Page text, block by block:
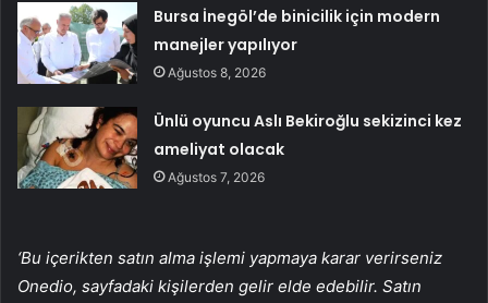
Bursa İnegöl’de binicilik için modern
manejler yapılıyor
Ağustos 8, 2026
Ünlü oyuncu Aslı Bekiroğlu sekizinci kez
ameliyat olacak
Ağustos 7, 2026
‘Bu içerikten satın alma işlemi yapmaya karar verirseniz
Onedio, sayfadaki kişilerden gelir elde edebilir. Satın